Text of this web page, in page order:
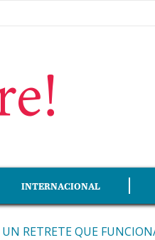
INTERNACIONAL
RETRETE QUE